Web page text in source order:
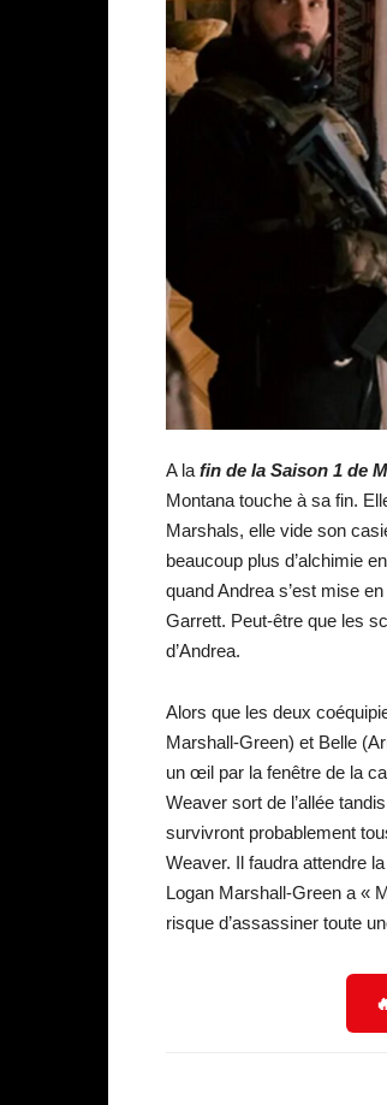
A la fin de la Saison 1 de
Montana touche à sa fin.
Marshals, elle vide son
beaucoup plus d’alchimie
quand Andrea s’est mise
Garrett. Peut-être que les
d’Andrea.
Alors que les deux
Marshall-Green) et Belle
un œil par la fenêtre de la
Weaver sort de l’allée
survivront probablement
Weaver. Il faudra attendre la
Logan Marshall-Green a «
risque d’assassiner toute